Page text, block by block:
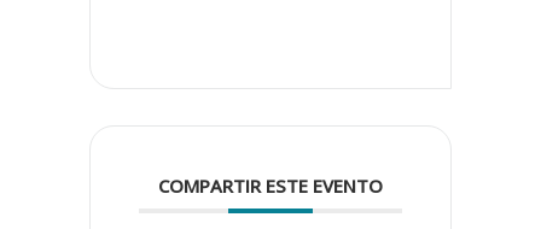
COMPARTIR ESTE EVENTO